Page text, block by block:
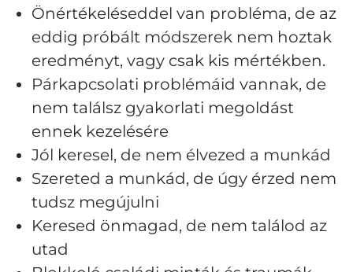
Önértékeléseddel van probléma, de az
eddig próbált módszerek nem hoztak
eredményt, vagy csak kis mértékben.
Párkapcsolati problémáid vannak, de
nem találsz gyakorlati megoldást
ennek kezelésére
Jól keresel, de nem élvezed a munkád
Szereted a munkád, de úgy érzed nem
tudsz megújulni
Keresed önmagad, de nem találod az
utad